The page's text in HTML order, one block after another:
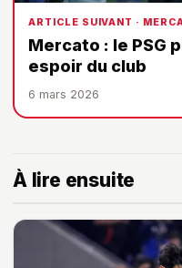
ARTICLE SUIVANT ·
Mercato : le PSG
espoir du club
6 mars 2026
À lire ensuite